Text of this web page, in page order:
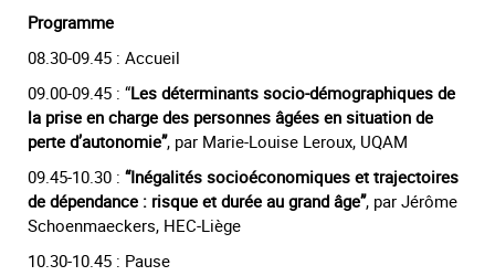
Programme
08.30-09.45 : Accueil
09.00-09.45 : “Les déterminants socio-démographiques de
la prise en charge des personnes âgées en situation de
perte d’autonomie”, par Marie-Louise Leroux, UQAM
09.45-10.30 : “Inégalités socioéconomiques et trajectoires
de dépendance : risque et durée au grand âge”, par Jérôme
Schoenmaeckers, HEC-Liège
10.30-10.45 : Pause